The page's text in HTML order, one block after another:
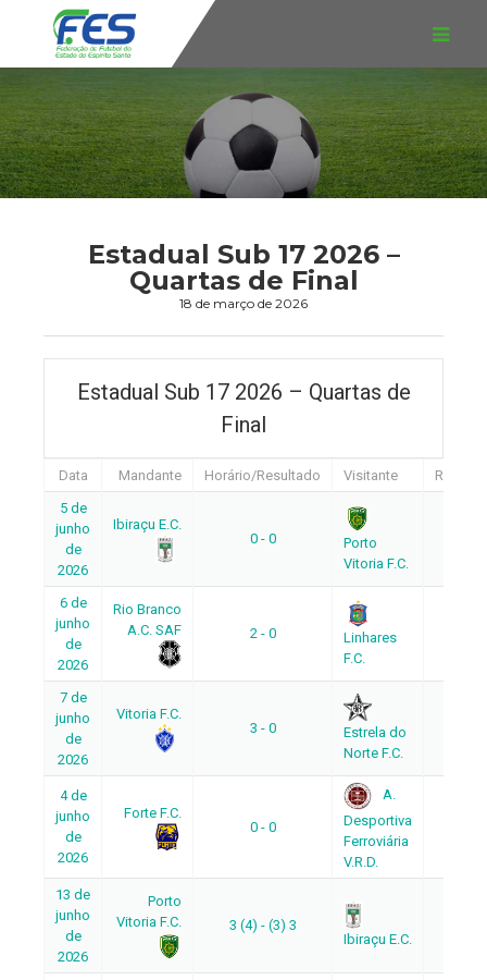
Estadual Sub 17 2026 –
Quartas de Final
18 de março de 2026
Estadual Sub 17 2026 – Quartas de
Final
Data Mandante Horário/Resultado Visitante
Rodada
5 de
junho
de
2026
Ibiraçu E.C.
0 - 0
Porto
Vitoria F.C.
6 de
junho
de
2026
Rio Branco
A.C. SAF
2 - 0
Linhares
F.C.
7 de
junho
de
2026
Vitoria F.C.
3 - 0
Estrela do
Norte F.C.
4 de
junho
de
2026
Forte F.C.
0 - 0
A.
Desportiva
Ferroviária
V.R.D.
13 de
junho
de
2026
Porto
Vitoria F.C.
3 (4) - (3) 3
Ibiraçu E.C.